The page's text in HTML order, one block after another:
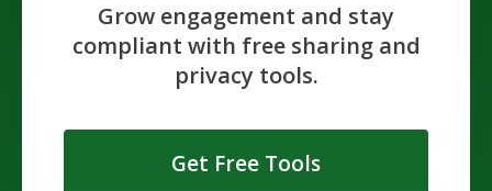
Grow engagement and stay
compliant with free sharing and
privacy tools.
Get Free Tools